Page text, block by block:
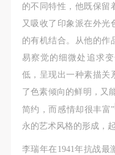
的不同特性，他既保留
又吸收了印象派在外光
的有机结合。从他的作
易察觉的细微处追求
低，呈现出一种素描关
了色素倾向的鲜明，又
简约，而感情却很丰富”
永的艺术风格的形成，
李瑞年在1941年抗战
验证码
可使用雅